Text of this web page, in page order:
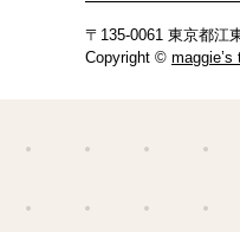
〒135-0061 東京都江
Copyright © maggie’s